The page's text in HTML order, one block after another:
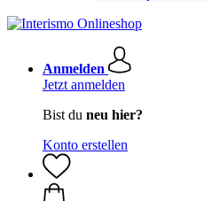
Anmelden
Jetzt anmelden
Bist du neu hier?
Konto erstellen